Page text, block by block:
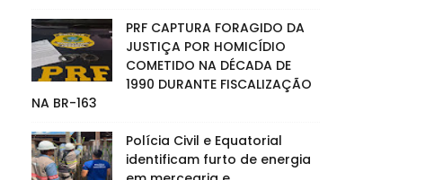
PRF CAPTURA FORAGIDO DA
JUSTIÇA POR HOMICÍDIO
COMETIDO NA DÉCADA DE
1990 DURANTE FISCALIZAÇÃO
NA BR-163
Polícia Civil e Equatorial
identificam furto de energia